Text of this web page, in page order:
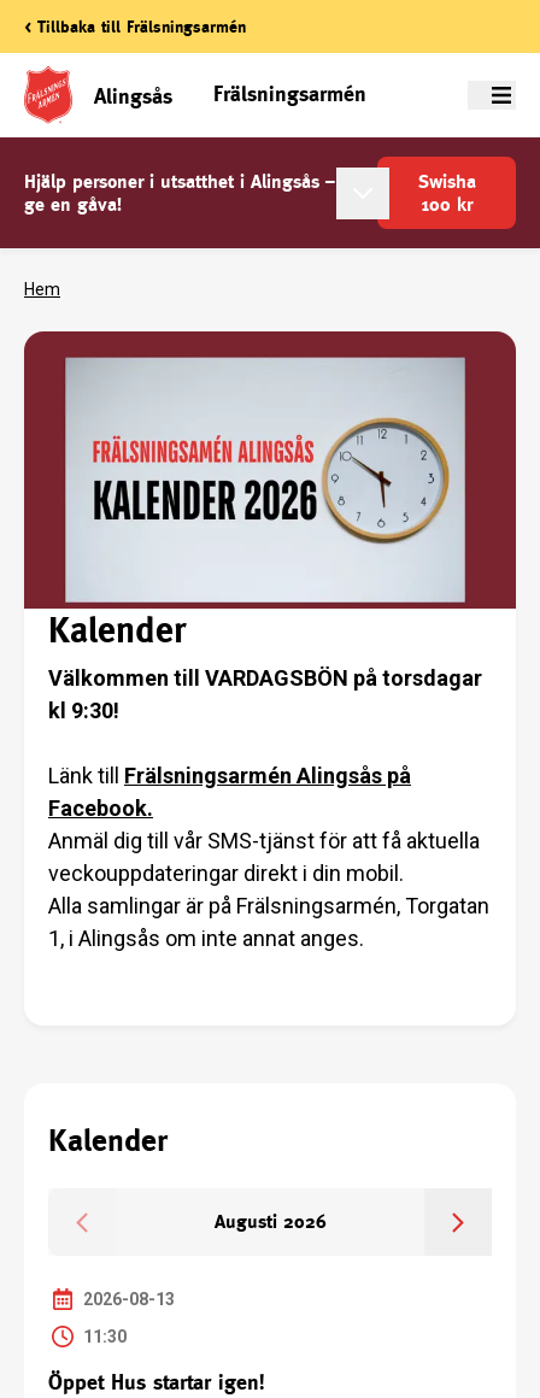
< Tillbaka till Frälsningsarmén
Alingsås Frälsningsarmén Meny
Hjälp personer i utsatthet i Alingsås –
ge en gåva!
Swisha
100 kr
Hem
Kalender
Välkommen till VARDAGSBÖN på torsdagar
kl 9:30!
Länk till Frälsningsarmén Alingsås på
Facebook.
Anmäl dig till vår SMS-tjänst för att få aktuella
veckouppdateringar direkt i din mobil.
Alla samlingar är på Frälsningsarmén, Torgatan
1, i Alingsås om inte annat anges.
Kalender
Augusti 2026
2026-08-13
11:30
Öppet Hus startar igen!
2026-09-05
18:00
Sommarhemskväll